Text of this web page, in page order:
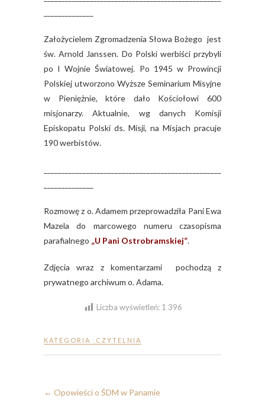
Założycielem Zgromadzenia Słowa Bożego jest
św. Arnold Janssen. Do Polski werbiści przybyli
po I Wojnie Światowej. Po 1945 w Prowincji
Polskiej utworzono Wyższe Seminarium Misyjne
w Pieniężnie, które dało Kościołowi 600
misjonarzy. Aktualnie, wg danych Komisji
Episkopatu Polski ds. Misji, na Misjach pracuje
190 werbistów.
Rozmowę z o. Adamem przeprowadziła Pani Ewa
Mazela do marcowego numeru czasopisma
parafialnego „U Pani Ostrobramskiej”.
Zdjęcia wraz z komentarzami pochodzą z
prywatnego archiwum o. Adama.
Liczba wyświetleń: 1 396
KATEGORIA : CZYTELNIA
← Opowieści o ŚDM w Panamie